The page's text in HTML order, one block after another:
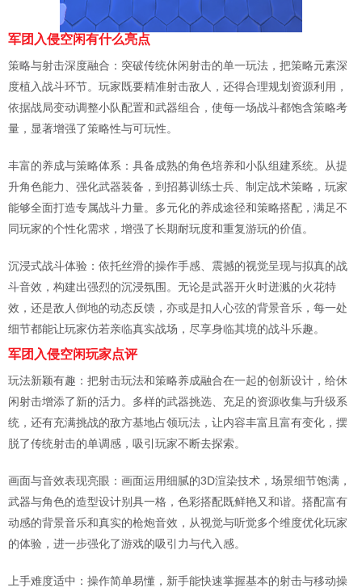
军团入侵空闲有什么亮点
策略与射击深度融合：突破传统休闲射击的单一玩法，把策略元素深
度植入战斗环节。玩家既要精准射击敌人，还得合理规划资源利用，
依据战局变动调整小队配置和武器组合，使每一场战斗都饱含策略考
量，显著增强了策略性与可玩性。
丰富的养成与策略体系：具备成熟的角色培养和小队组建系统。从提
升角色能力、强化武器装备，到招募训练士兵、制定战术策略，玩家
能够全面打造专属战斗力量。多元化的养成途径和策略搭配，满足不
同玩家的个性化需求，增强了长期耐玩度和重复游玩的价值。
沉浸式战斗体验：依托丝滑的操作手感、震撼的视觉呈现与拟真的战
斗音效，构建出强烈的沉浸氛围。无论是武器开火时迸溅的火花特
效，还是敌人倒地的动态反馈，亦或是扣人心弦的背景音乐，每一处
细节都能让玩家仿若亲临真实战场，尽享身临其境的战斗乐趣。
军团入侵空闲玩家点评
玩法新颖有趣：把射击玩法和策略养成融合在一起的创新设计，给休
闲射击增添了新的活力。多样的武器挑选、充足的资源收集与升级系
统，还有充满挑战的敌方基地占领玩法，让内容丰富且富有变化，摆
脱了传统射击的单调感，吸引玩家不断去探索。
画面与音效表现亮眼：画面运用细腻的3D渲染技术，场景细节饱满，
武器与角色的造型设计别具一格，色彩搭配既鲜艳又和谐。搭配富有
动感的背景音乐和真实的枪炮音效，从视觉与听觉多个维度优化玩家
的体验，进一步强化了游戏的吸引力与代入感。
上手难度适中：操作简单易懂，新手能快速掌握基本的射击与移动操